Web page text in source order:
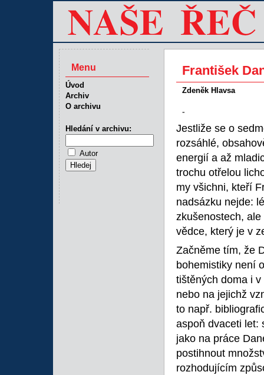
František
Zdeněk Hlavsa
-
Jestliže se o
rozsáhlé,
energií a až
trochu otřelou
my všichni, kteří
nadsázku nejde:
zkušenostech,
vědce, který je v
Začněme tím, že
bohemistiky není
tištěných doma i
nebo na jejichž
to např.
aspoň dvaceti let:
jako na práce
postihnout
rozhodujícím
Menu
Úvod
Archiv
O archivu
Hledání v archivu:
Autor